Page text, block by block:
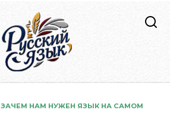
ЗАЧЕМ НАМ НУЖЕН ЯЗЫК НА САМОМ